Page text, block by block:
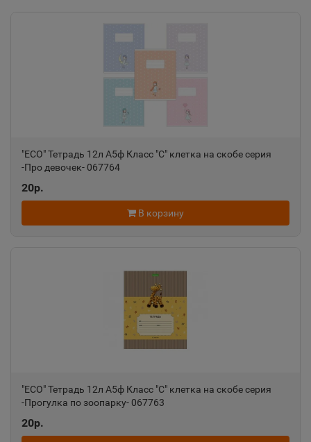
"ECO" Тетрадь 12л А5ф Класс "С" клетка на скобе серия
-Про девочек- 067764
20р.
В корзину
"ECO" Тетрадь 12л А5ф Класс "С" клетка на скобе серия
-Прогулка по зоопарку- 067763
20р.